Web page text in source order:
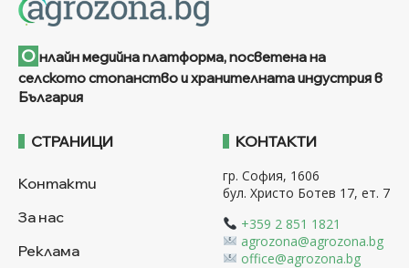
О нлайн медийна платформа, посветена на
селското стопанство и хранителната индустрия в
България
СТРАНИЦИ
Контакти
За нас
Реклама
КОНТАКТИ
гр. София, 1606
бул. Христо Ботев 17, ет. 7
+359 2 851 1821
agrozona@agrozona.bg
office@agrozona.bg